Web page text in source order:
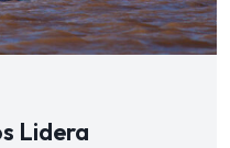
Lidera